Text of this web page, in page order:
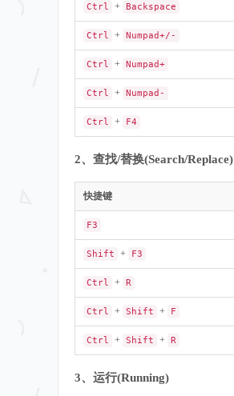
Ctrl + Backspace
Ctrl + Numpad+/-
Ctrl + Numpad+
Ctrl + Numpad-
Ctrl + F4
2、查找/替换(Search/Replace)
快捷键
F3
Shift + F3
Ctrl + R
Ctrl + Shift + F
Ctrl + Shift + R
3、运行(Running)